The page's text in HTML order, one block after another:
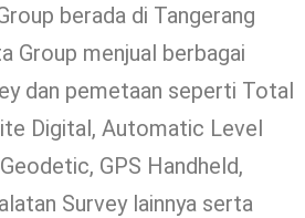
berada di Tangerang
Group menjual berbagai
dan pemetaan seperti Total
Digital, Automatic Level
GPS Handheld,
Survey lainnya serta